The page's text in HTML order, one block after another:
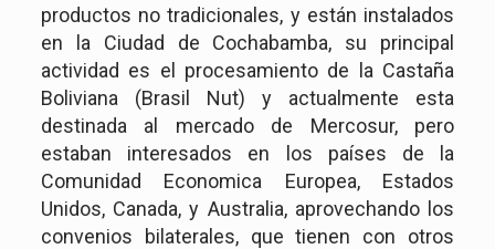
productos no tradicionales, y están instalados
en la Ciudad de Cochabamba, su principal
actividad es el procesamiento de la Castaña
Boliviana (Brasil Nut) y actualmente esta
destinada al mercado de Mercosur, pero
estaban interesados en los países de la
Comunidad Economica Europea, Estados
Unidos, Canada, y Australia, aprovechando los
convenios bilaterales, que tienen con otros